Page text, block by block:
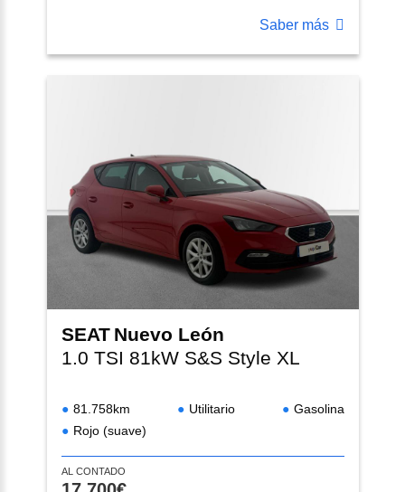
Saber más
SEAT Nuevo León
1.0 TSI 81kW S&S Style XL
81.758km Utilitario
Gasolina
Rojo (suave)
AL CONTADO